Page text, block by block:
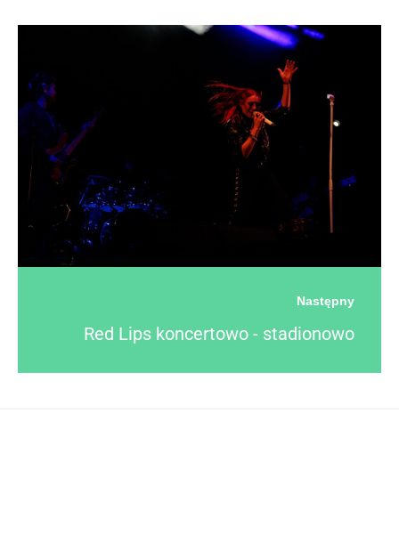
Następny
Red Lips koncertowo - stadionowo